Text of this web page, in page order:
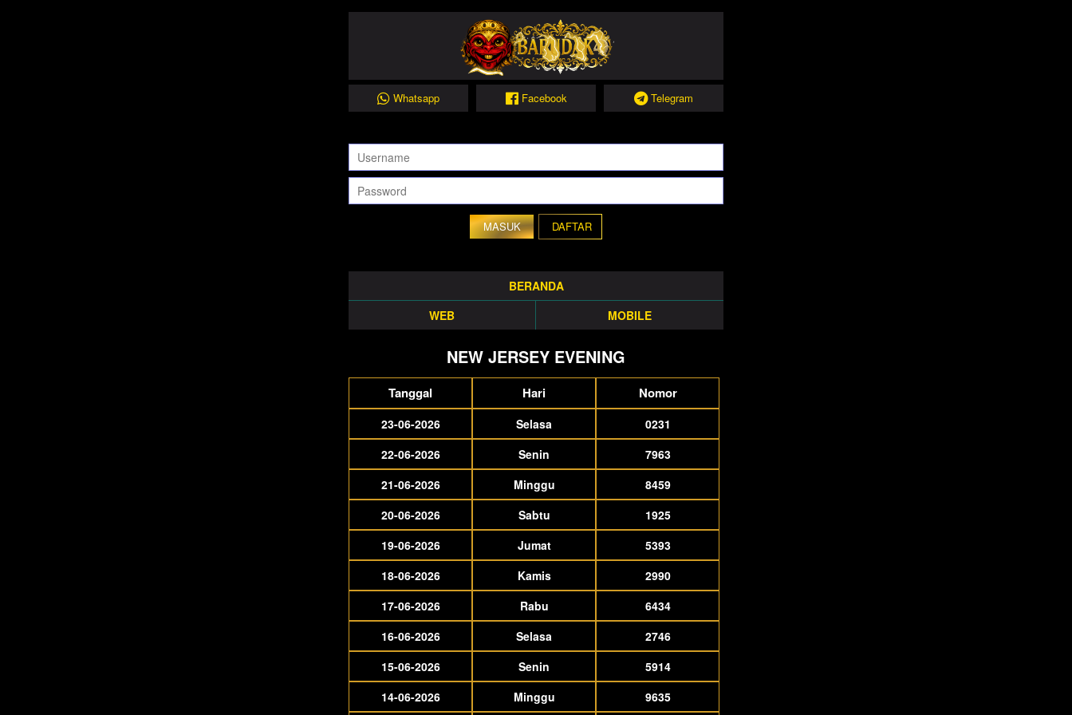
Whatsapp Facebook Telegram
DAFTAR
BERANDA
WEB
MOBILE
NEW JERSEY EVENING
Tanggal Hari Nomor
23-06-2026 Selasa
0231
22-06-2026
Senin
7963
21-06-2026
Minggu
8459
20-06-2026
Sabtu
1925
19-06-2026
Jumat
5393
18-06-2026
Kamis
2990
17-06-2026
Rabu
6434
16-06-2026
Selasa
2746
15-06-2026
Senin
5914
14-06-2026
Minggu 9635